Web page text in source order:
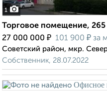
1
Торговое помещение, 265
27 000 000 ₽ 101 900 ₽ за
Советский район, мкр.
Собственник, 28.07.2022